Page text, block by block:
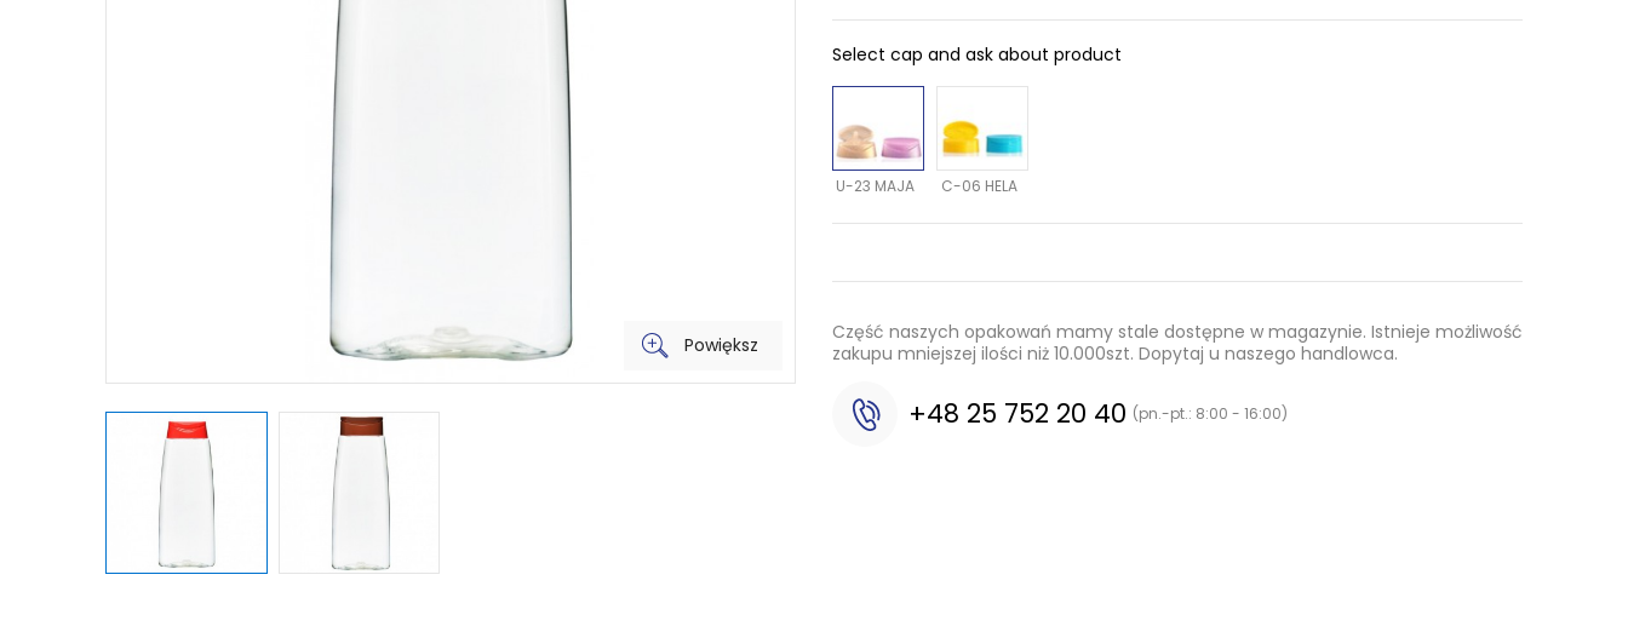
Powiększ
Select cap and ask about product
U-23 MAJA C-06 HELA
Część naszych opakowań mamy stale dostępne w magazynie. Istnieje możliwość
zakupu mniejszej ilości niż 10.000szt. Dopytaj u naszego handlowca.
+48 25 752 20 40 (pn.-pt.: 8:00 - 16:00)